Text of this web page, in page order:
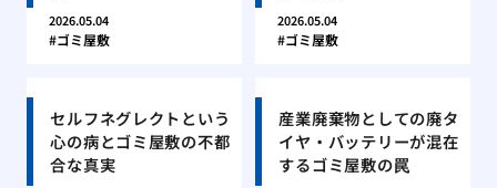
2026.05.04
ゴミ屋敷
2026.05.04
ゴミ屋敷
セルフネグレクトという
心の病とゴミ屋敷の不都
合な真実
産業廃棄物としての廃タ
イヤ・バッテリーが混在
するゴミ屋敷の罠